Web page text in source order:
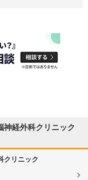
神経外科クリニック
クリニック